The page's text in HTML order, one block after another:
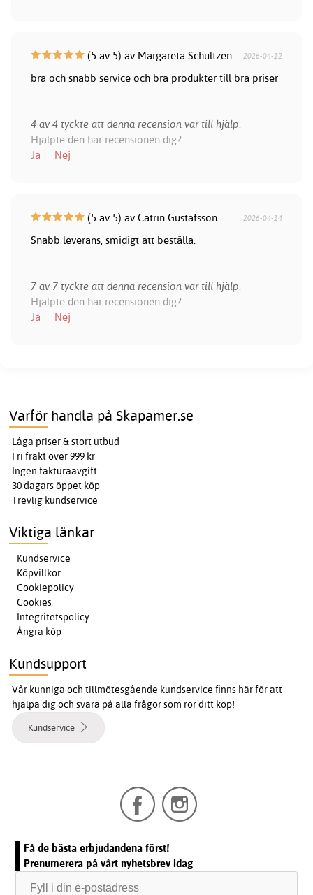
(5 av 5) av Margareta Schultzen 2026-04-12
bra och snabb service och bra produkter till bra priser
4 av 4 tyckte att denna recension var till hjälp.
Hjälpte den här recensionen dig?
Ja
Nej
(5 av 5) av Catrin Gustafsson 2026-04-14
Snabb leverans, smidigt att beställa.
7 av 7 tyckte att denna recension var till hjälp.
Hjälpte den här recensionen dig?
Ja
Nej
Varför handla på Skapamer.se
Låga priser & stort utbud
Fri frakt över 999 kr
Ingen fakturaavgift
30 dagars öppet köp
Trevlig kundservice
Viktiga länkar
Kundservice
Köpvillkor
Cookiepolicy
Cookies
Integritetspolicy
Ångra köp
Kundsupport
Vår kunniga och tillmötesgående kundservice finns här för att
hjälpa dig och svara på alla frågor som rör ditt köp!
Kundservice
Få de bästa erbjudandena först!
Prenumerera på vårt nyhetsbrev idag